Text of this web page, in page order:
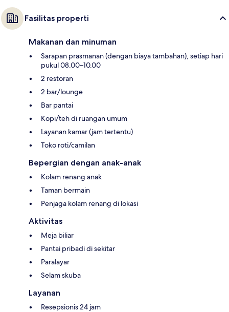
Fasilitas properti
Makanan dan minuman
Sarapan prasmanan (dengan biaya tambahan), setiap hari
pukul 08.00–10.00
2 restoran
2 bar/lounge
Bar pantai
Kopi/teh di ruangan umum
Layanan kamar (jam tertentu)
Toko roti/camilan
Bepergian dengan anak-anak
Kolam renang anak
Taman bermain
Penjaga kolam renang di lokasi
Aktivitas
Meja biliar
Pantai pribadi di sekitar
Paralayar
Selam skuba
Layanan
Resepsionis 24 jam